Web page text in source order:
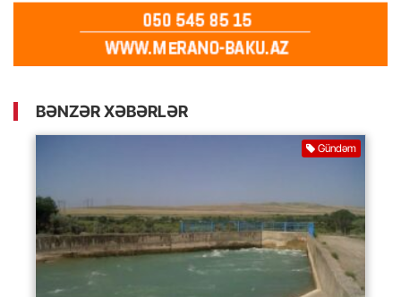
BƏNZƏR XƏBƏRLƏR
Gündəm